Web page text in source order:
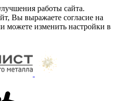
работы сайта.
Вы выражаете согласие на
можете изменить настройки в